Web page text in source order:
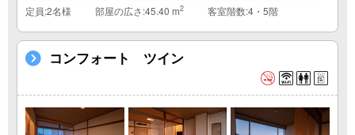
定員:2名様 部屋の広さ:45.40 m2 客室階数:4・5階
コンフォート ツイン